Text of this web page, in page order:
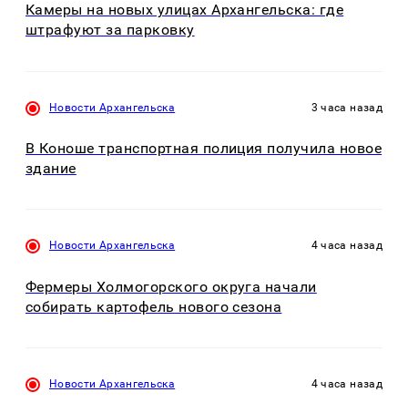
Камеры на новых улицах Архангельска: где
штрафуют за парковку
Новости Архангельска 3 часа назад
В Коноше транспортная полиция получила новое
здание
Новости Архангельска 4 часа назад
Фермеры Холмогорского округа начали
собирать картофель нового сезона
Новости Архангельска 4 часа назад